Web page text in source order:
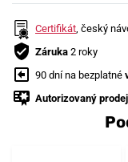
Certifikát, český
Záruka 2 roky
90 dní na bezplatné
Autorizovaný